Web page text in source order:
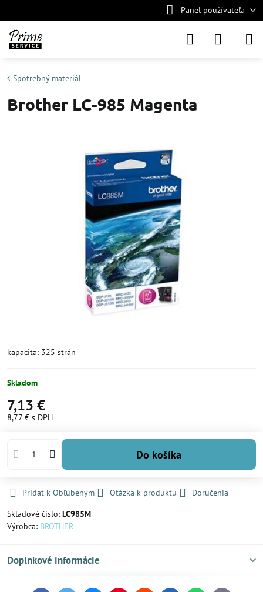
Panel používateľa
Spotrebný materiál
Brother LC-985 Magenta
kapacita: 325 strán
Skladom
7,13 €
8,77 € s DPH
Do košíka
Pridať k Obľúbeným Otázka k produktu
Doručenia
Skladové číslo: LC985M
Výrobca: BROTHER
Doplnkové informácie